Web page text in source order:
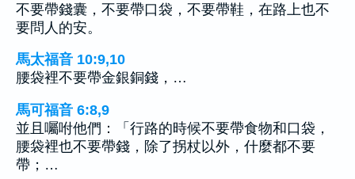
不要帶錢囊，不要帶口袋，不要帶鞋，在路上也不
要問人的安。
馬太福音 10:9,10
腰袋裡不要帶金銀銅錢，…
馬可福音 6:8,9
並且囑咐他們：「行路的時候不要帶食物和口袋，
腰袋裡也不要帶錢，除了拐杖以外，什麼都不要
帶；…